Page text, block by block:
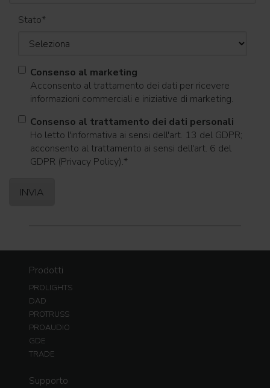
Stato*
Consenso al marketing
Acconsento al trattamento dei dati per ricevere
informazioni commerciali e iniziative di marketing.
Consenso al trattamento dei dati personali
Ho letto l'informativa ai sensi dell'art. 13 del GDPR;
acconsento al trattamento ai sensi dell'art. 6 del
GDPR (Privacy Policy).*
Prodotti
PROLIGHTS
DAD
PROTRUSS
PROAUDIO
GDE
TRADE
Supporto